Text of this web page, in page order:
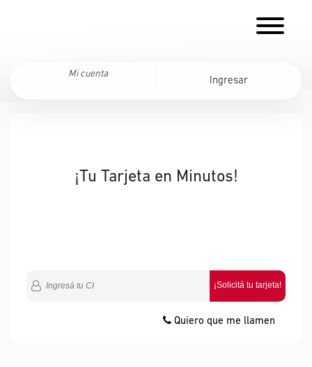
Mi cuenta
Ingresar
¡Tu Tarjeta en Minutos!
¡Solicitá tu tarjeta!
Quiero que me llamen